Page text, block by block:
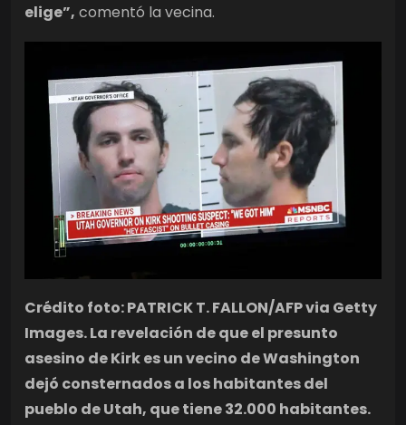
elige”, comentó la vecina.
Crédito foto: PATRICK T. FALLON/AFP via Getty
Images. La revelación de que el presunto
asesino de Kirk es un vecino de Washington
dejó consternados a los habitantes del
pueblo de Utah, que tiene 32.000 habitantes.